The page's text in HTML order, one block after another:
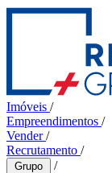
Imóveis /
Empreendimentos /
Vender/
Recrutamento /
Grupo /